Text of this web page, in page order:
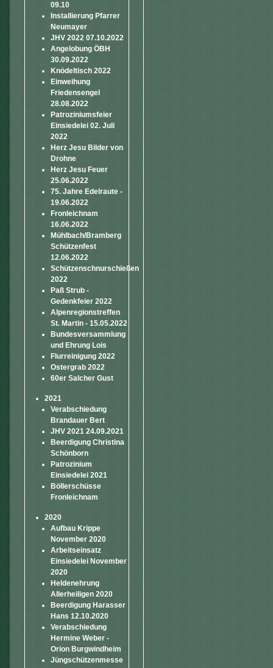
09.10
Installierung Pfarrer
Neumayer
JHV 2022 07.10.2022
Angelobung ÖBH
30.09.2022
Knödeltisch 2022
Einweihung
Friedensengel
28.08.2022
Patroziniumsfeier
Einsiedelei 02. Juli
2022
Herz Jesu Bilder von
Drohne
Herz Jesu Feuer
25.06.2022
75. Jahre Edelraute -
19.06.2022
Fronleichnam
16.06.2022
Mühlbach/Bramberg
Schützenfest
12.06.2022
Schützenschnurschießen
2022
Paß Strub -
Gedenkfeier 2022
Alpenregionstreffen
St. Martin - 15.05.2022
Bundesversammlung
und Ehrung Lois
Flurreinigung 2022
Ostergrab 2022
60er Salcher Gust
2021
Verabschiedung
Brandauer Bert
JHV 2021 24.09.2021
Beerdigung Christina
Schönborn
Patrozinium
Einsiedelei 2021
Böllerschüsse
Fronleichnam
2020
Aufbau Krippe
November 2020
Arbeitseinsatz
Einsiedelei November
2020
Heldenehrung
Allerheiligen 2020
Beerdigung Harasser
Hans 12.10.2020
Verabschiedung
Hermine Weber -
Orion Burgwindheim
Jüngschützenmesse